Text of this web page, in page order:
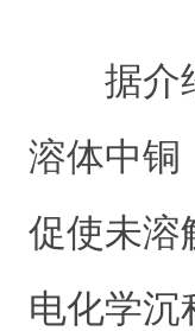
据介绍
溶体中
促使未溶
电化学沉